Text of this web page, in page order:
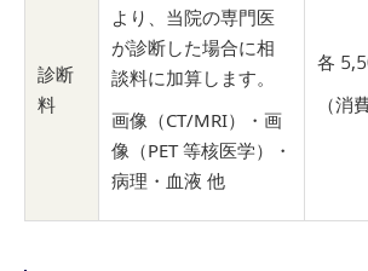
診断
料
より、当院の専門医
が診断した場合に相
談料に加算します。
画像（CT/MRI）・画
像（PET 等核医学）・
病理・血液 他
各
（消